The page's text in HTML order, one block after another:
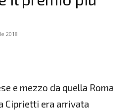
2018
e mezzo da quella Roma
Ciprietti era arrivata